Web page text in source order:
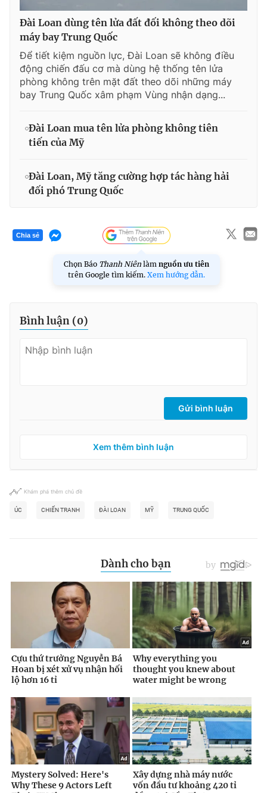
Đài Loan dùng tên lửa đất đối không theo dõi
máy bay Trung Quốc
Để tiết kiệm nguồn lực, Đài Loan sẽ không điều
động chiến đấu cơ mà dùng hệ thống tên lửa
phòng không trên mặt đất theo dõi những máy
bay Trung Quốc xâm phạm Vùng nhận dạng...
Đài Loan mua tên lửa phòng không tiên
tiến của Mỹ
Đài Loan, Mỹ tăng cường hợp tác hàng hải
đối phó Trung Quốc
Chia sẻ
Chọn Báo Thanh Niên làm nguồn ưu tiên
trên Google tìm kiếm. Xem hướng dẫn.
Bình luận (0)
Gửi bình luận
Xem thêm bình luận
Khám phá thêm chủ đề
ÚC CHIẾN TRANH ĐÀI LOAN MỸ TRUNG QUỐC